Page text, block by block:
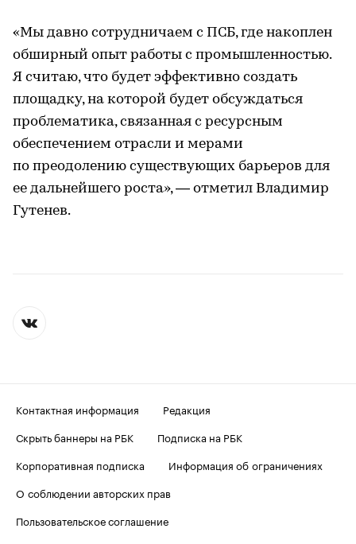
«Мы давно сотрудничаем с ПСБ, где накоплен
обширный опыт работы с промышленностью.
Я считаю, что будет эффективно создать
площадку, на которой будет обсуждаться
проблематика, связанная с ресурсным
обеспечением отрасли и мерами
по преодолению существующих барьеров для
ее дальнейшего роста», — отметил Владимир
Гутенев.
Контактная информация
Редакция
Скрыть баннеры на РБК
Подписка на РБК
Корпоративная подписка
Информация об ограничениях
О соблюдении авторских прав
Пользовательское соглашение